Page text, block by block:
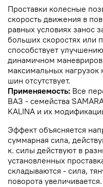
Проставки колесные
скорость движения в
равных условиях занос
больших скоростях или
способствует
динамичном
максимальных
шин отсутствует.
Применяемость: Все
ВАЗ - семейства
KALINA и их
Эффект объясняется
суммарная сила,
к. силы действуют в
установленных
складываются - сила,
поворота увеличивается.